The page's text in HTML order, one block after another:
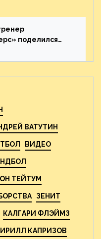
офф. Видео
поделился
финала
ВАТУТИН
ВИДЕО
ТЕЙТУМ
ЗЕНИТ
КАЛГАРИ ФЛЭЙМЗ
КАПРИЗОВ